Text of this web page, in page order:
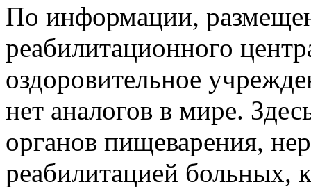
По информации,
реабилитационного
оздоровительное
нет аналогов в мире.
органов пищеварения,
реабилитацией больных,